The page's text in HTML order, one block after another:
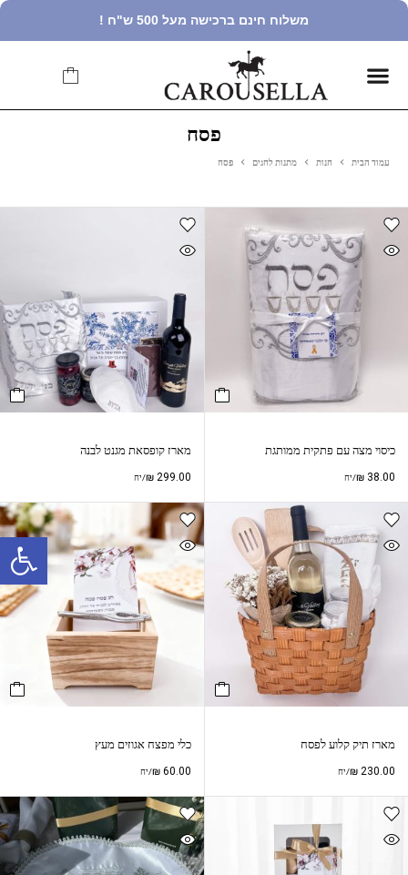
פתח סרגל נגישות
משלוח חינם ברכישה מעל 500 ש"ח !
עמוד הבית חנות מתנות לחגים פסח
פסח
כיסוי מצה עם פתקית ממותגת
₪ 38.00 /יח
מארז קופסאת מגנט לבנה
₪299.00 /יח
מארז תיק קלוע לפסח
₪ 230.00 /יח
כלי מפצח אגוזים מעץ
₪60.00 /יח